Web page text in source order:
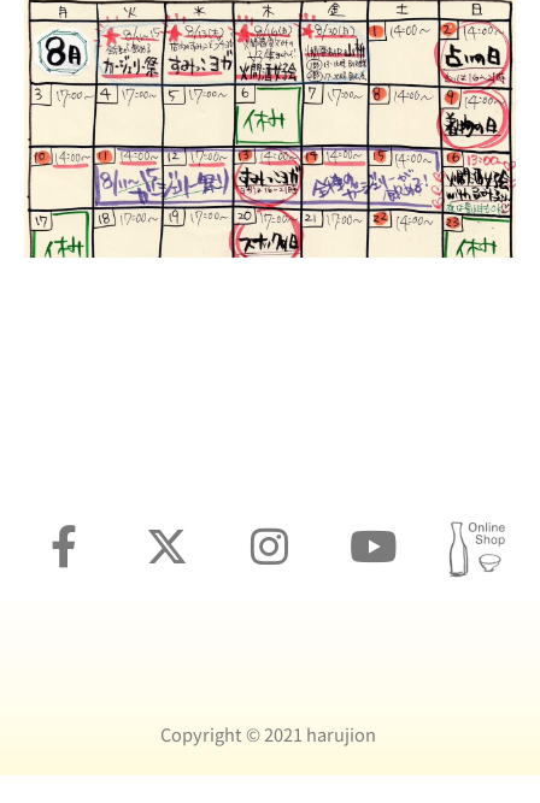
Copyright ©️ 2021 harujion